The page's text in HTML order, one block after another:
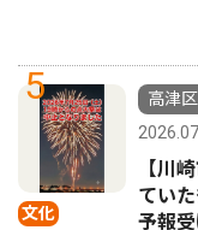
5
文化
高津区
【川
てい
予報